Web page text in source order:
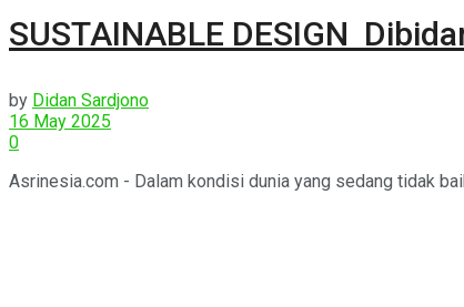
SUSTAINABLE DESIGN
by Didan Sardjono
16 May 2025
0
Asrinesia.com - Dalam kondisi dunia yang sedang tidak